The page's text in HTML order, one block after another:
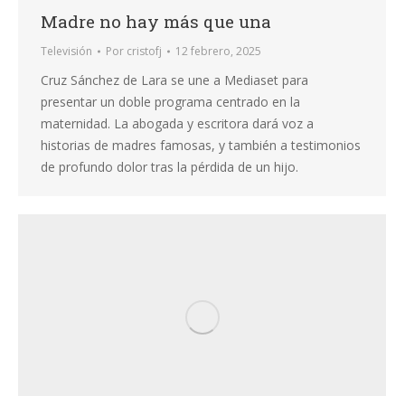
Madre no hay más que una
Televisión Por cristofj 12 febrero, 2025
Cruz Sánchez de Lara se une a Mediaset para
presentar un doble programa centrado en la
maternidad. La abogada y escritora dará voz a
historias de madres famosas, y también a testimonios
de profundo dolor tras la pérdida de un hijo.